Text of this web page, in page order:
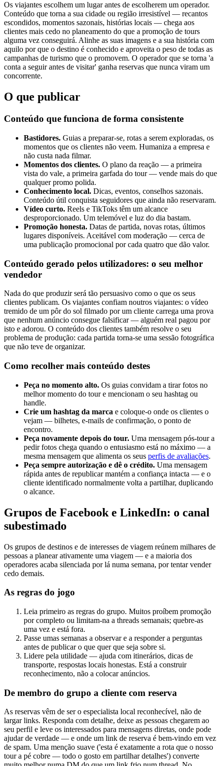
Os viajantes escolhem um lugar antes de escolherem um operador.
Conteúdo que torna a sua cidade ou região irresistível — recantos
escondidos, momentos sazonais, histórias locais — chega aos
clientes mais cedo no planeamento do que a promoção de tours
alguma vez conseguirá. Alinhe as suas imagens e a sua história com
aquilo por que o destino é conhecido e aproveita o peso de todas as
campanhas de turismo que o promovem. O operador que se torna 'a
conta a seguir antes de visitar' ganha reservas que nunca viram um
concorrente.
O que publicar
Conteúdo que funciona de forma consistente
Bastidores. Guias a preparar-se, rotas a serem exploradas, os
momentos que os clientes não veem. Humaniza a empresa e
não custa nada filmar.
Momentos dos clientes. O plano da reação — a primeira
vista do vale, a primeira garfada do tour — vende mais do que
qualquer promo polida.
Conhecimento local. Dicas, eventos, conselhos sazonais.
Conteúdo útil conquista seguidores que ainda não reservaram.
Vídeo curto. Reels e TikToks têm um alcance
desproporcionado. Um telemóvel e luz do dia bastam.
Promoção honesta. Datas de partida, novas rotas, últimos
lugares disponíveis. Aceitável com moderação — cerca de
uma publicação promocional por cada quatro que dão valor.
Conteúdo gerado pelos utilizadores: o seu melhor
vendedor
Nada do que produzir será tão persuasivo como o que os seus
clientes publicam. Os viajantes confiam noutros viajantes: o vídeo
tremido de um pôr do sol filmado por um cliente carrega uma prova
que nenhum anúncio consegue falsificar — alguém real pagou por
isto e adorou. O conteúdo dos clientes também resolve o seu
problema de produção: cada partida torna-se uma sessão fotográfica
que não teve de organizar.
Como recolher mais conteúdo destes
Peça no momento alto. Os guias convidam a tirar fotos no
melhor momento do tour e mencionam o seu hashtag ou
handle.
Crie um hashtag da marca e coloque-o onde os clientes o
vejam — bilhetes, e-mails de confirmação, o ponto de
encontro.
Peça novamente depois do tour. Uma mensagem pós-tour a
pedir fotos chega quando o entusiasmo está no máximo — a
mesma mensagem que alimenta os seus perfis de avaliações.
Peça sempre autorização e dê o crédito. Uma mensagem
rápida antes de republicar mantém a confiança intacta — e o
cliente identificado normalmente volta a partilhar, duplicando
o alcance.
Grupos de Facebook e LinkedIn: o canal
subestimado
Os grupos de destinos e de interesses de viagem reúnem milhares de
pessoas a planear ativamente uma viagem — e a maioria dos
operadores acaba silenciada por lá numa semana, por tentar vender
cedo demais.
As regras do jogo
Leia primeiro as regras do grupo. Muitos proíbem promoção
por completo ou limitam-na a threads semanais; quebre-as
uma vez e está fora.
Passe umas semanas a observar e a responder a perguntas
antes de publicar o que quer que seja sobre si.
Lidere pela utilidade — ajuda com itinerários, dicas de
transporte, respostas locais honestas. Está a construir
reconhecimento, não a colocar anúncios.
De membro do grupo a cliente com reserva
As reservas vêm de ser o especialista local reconhecível, não de
largar links. Responda com detalhe, deixe as pessoas chegarem ao
seu perfil e leve os interessados para mensagens diretas, onde pode
ajudar de verdade — e onde um link de reserva é bem-vindo em vez
de spam. Uma menção suave ('esta é exatamente a rota que o nosso
tour a pé cobre — todo o gosto em partilhar detalhes') converte